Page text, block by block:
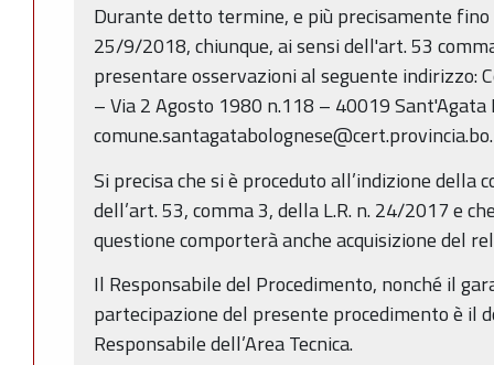
Durante detto termine, e più precisamente
25/9/2018, chiunque, ai sensi dell'art. 53
presentare osservazioni al seguente indirizzo:
– Via 2 Agosto 1980 n.118 – 40019 Sant'Agata
Si precisa che si è proceduto all’indizione della
dell’art. 53, comma 3, della L.R. n. 24/2017 e
questione comporterà anche acquisizione del
Il Responsabile del Procedimento, nonché il
partecipazione del presente procedimento è il
Responsabile dell’Area Tecnica.